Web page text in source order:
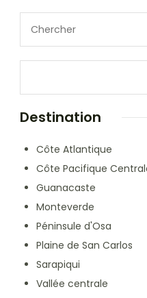
Destination
Côte Atlantique
Côte Pacifique
Guanacaste
Monteverde
Péninsule d'Osa
Plaine de San Carlos
Sarapiqui
Vallée centrale